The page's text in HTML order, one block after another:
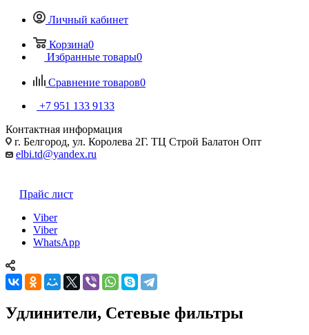
Личный кабинет
Корзина0
Избранные товары0
Сравнение товаров0
+7 951 133 9133
Контактная информация
г. Белгород, ул. Королева 2Г. ТЦ Строй Балатон Опт
elbi.td@yandex.ru
Прайс лист
Viber
Viber
WhatsApp
Удлинители, Сетевые фильтры